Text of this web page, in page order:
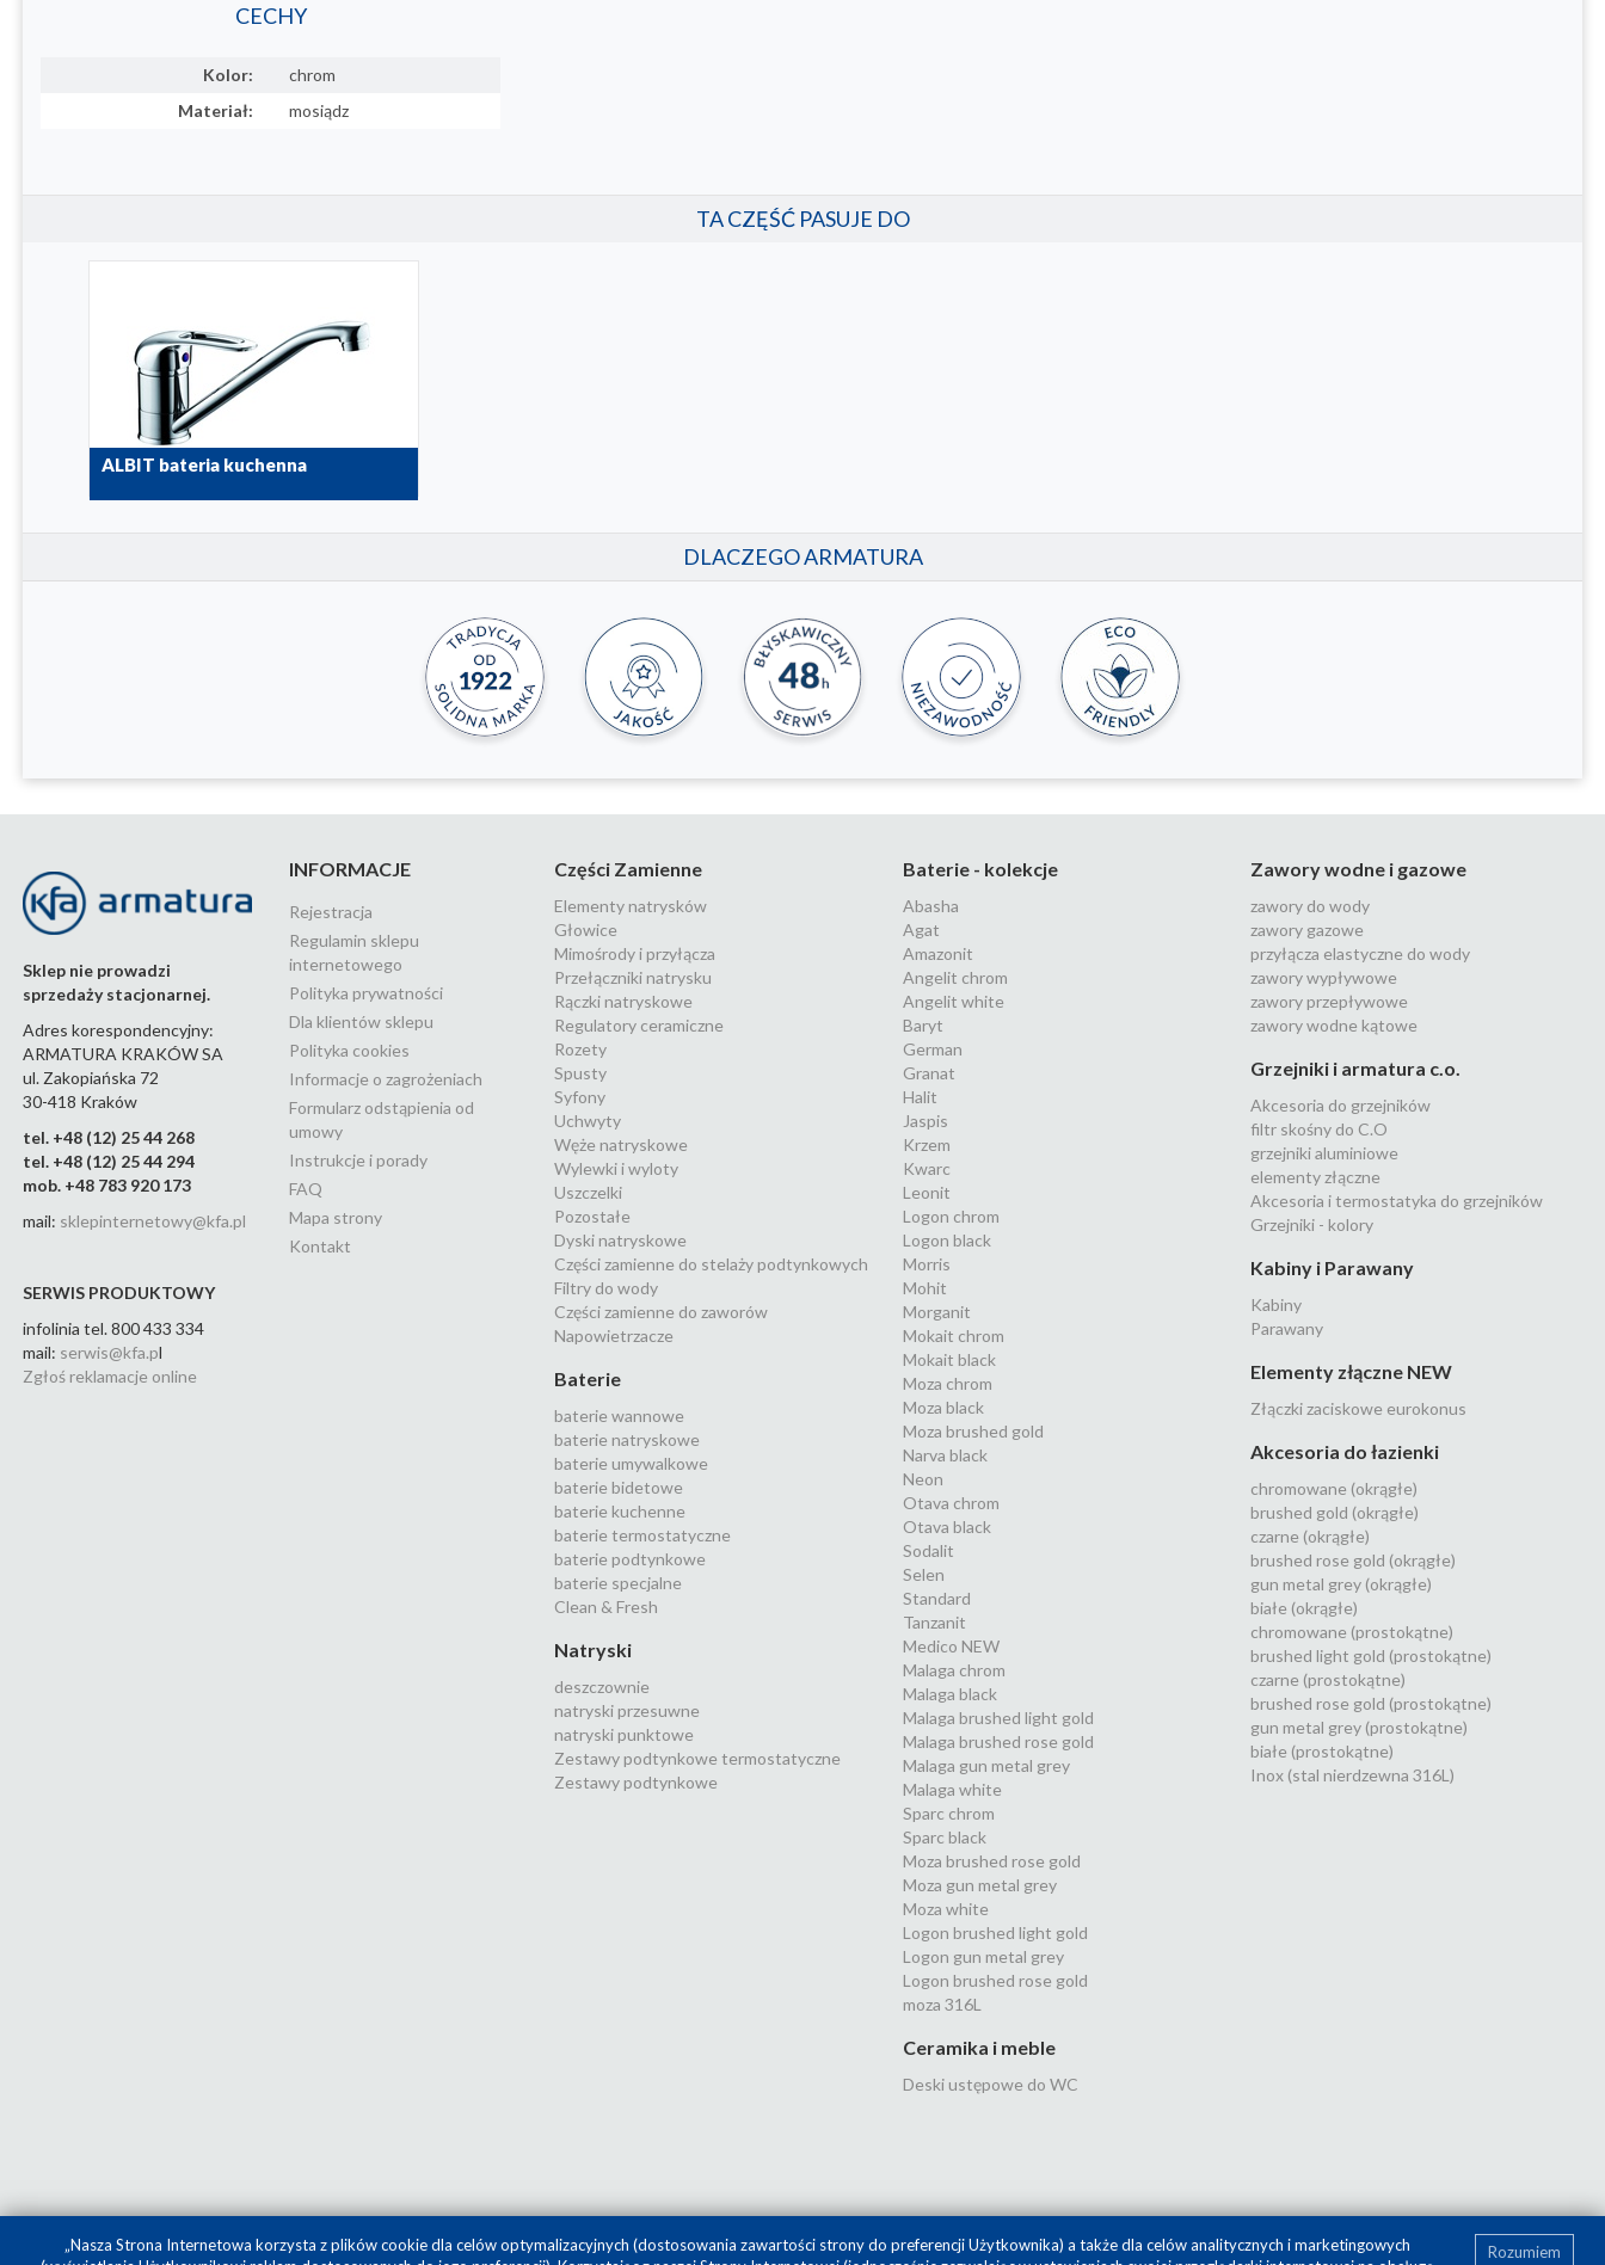
CECHY
Kolor:
chrom
Materiał:
mosiądz
TA CZĘŚĆ PASUJE DO
ALBIT bateria kuchenna
DLACZEGO ARMATURA
Sklep nie prowadzi
sprzedaży stacjonarnej.
Adres korespondencyjny:
ARMATURA KRAKÓW SA
ul. Zakopiańska 72
30-418 Kraków
tel. +48 (12) 25 44 268
tel. +48 (12) 25 44 294
mob. +48 783 920 173
mail: sklepinternetowy@kfa.pl
SERWIS PRODUKTOWY
infolinia tel. 800 433 334
mail: serwis@kfa.pl
Zgłoś reklamacje online
INFORMACJE
Rejestracja
Regulamin sklepu
internetowego
Polityka prywatności
Dla klientów sklepu
Polityka cookies
Informacje o zagrożeniach
Formularz odstąpienia od
umowy
Instrukcje i porady
FAQ
Mapa strony
Kontakt
Części Zamienne
Elementy natrysków
Głowice
Mimośrody i przyłącza
Przełączniki natrysku
Rączki natryskowe
Regulatory ceramiczne
Rozety
Spusty
Syfony
Uchwyty
Węże natryskowe
Wylewki i wyloty
Uszczelki
Pozostałe
Dyski natryskowe
Części zamienne do stelaży podtynkowych
Filtry do wody
Części zamienne do zaworów
Napowietrzacze
Baterie
baterie wannowe
baterie natryskowe
baterie umywalkowe
baterie bidetowe
baterie kuchenne
baterie termostatyczne
baterie podtynkowe
baterie specjalne
Clean & Fresh
Natryski
deszczownie
natryski przesuwne
natryski punktowe
Zestawy podtynkowe termostatyczne
Zestawy podtynkowe
Baterie - kolekcje
Abasha
Agat
Amazonit
Angelit chrom
Angelit white
Baryt
German
Granat
Halit
Jaspis
Krzem
Kwarc
Leonit
Logon chrom
Logon black
Morris
Mohit
Morganit
Mokait chrom
Mokait black
Moza chrom
Moza black
Moza brushed gold
Narva black
Neon
Otava chrom
Otava black
Sodalit
Selen
Standard
Tanzanit
Medico NEW
Malaga chrom
Malaga black
Malaga brushed light gold
Malaga brushed rose gold
Malaga gun metal grey
Malaga white
Sparc chrom
Sparc black
Moza brushed rose gold
Moza gun metal grey
Moza white
Logon brushed light gold
Logon gun metal grey
Logon brushed rose gold
moza 316L
Ceramika i meble
Deski ustępowe do WC
Zawory wodne i gazowe
zawory do wody
zawory gazowe
przyłącza elastyczne do wody
zawory wypływowe
zawory przepływowe
zawory wodne kątowe
Grzejniki i armatura c.o.
Akcesoria do grzejników
filtr skośny do C.O
grzejniki aluminiowe
elementy złączne
Akcesoria i termostatyka do grzejników
Grzejniki - kolory
Kabiny i Parawany
Kabiny
Parawany
Elementy złączne NEW
Złączki zaciskowe eurokonus
Akcesoria do łazienki
chromowane (okrągłe)
brushed gold (okrągłe)
czarne (okrągłe)
brushed rose gold (okrągłe)
gun metal grey (okrągłe)
białe (okrągłe)
chromowane (prostokątne)
brushed light gold (prostokątne)
czarne (prostokątne)
brushed rose gold (prostokątne)
gun metal grey (prostokątne)
białe (prostokątne)
Inox (stal nierdzewna 316L)
„Nasza Strona Internetowa korzysta z plików cookie dla celów optymalizacyjnych (dostosowania zawartości strony do preferencji Użytkownika) a także dla celów analitycznych i marketingowych
Rozumiem